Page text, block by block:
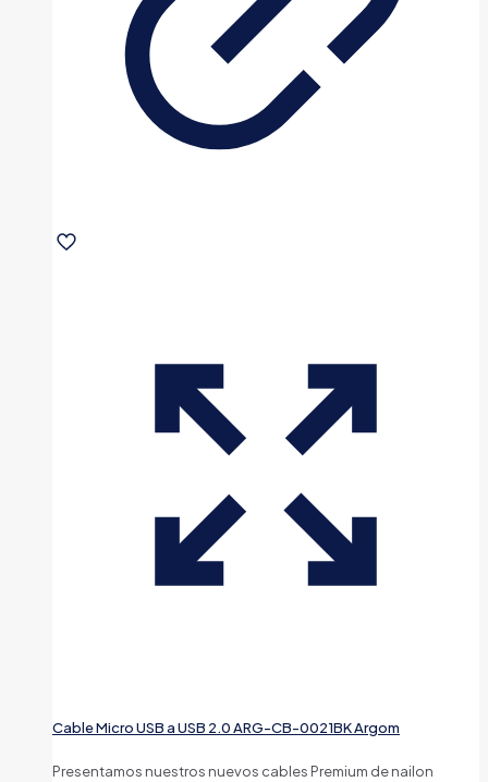
Cable Micro USB a USB 2.0 ARG-CB-0021BK Argom
Presentamos nuestros nuevos cables Premium de nailon